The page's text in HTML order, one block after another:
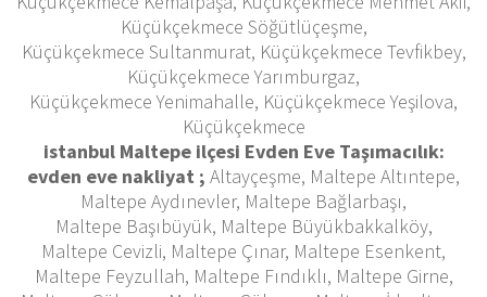
Küçükçekmece Söğütlüçeşme,
Küçükçekmece Sultanmurat, Küçükçekmece Tevfikbey,
Küçükçekmece Yarımburgaz,
Küçükçekmece Yenimahalle, Küçükçekmece Yeşilova,
Küçükçekmece
istanbul Maltepe ilçesi Evden Eve Taşımacılık:
evden eve nakliyat ; Altayçeşme, Maltepe Altıntepe,
Maltepe Aydınevler, Maltepe Bağlarbaşı,
Maltepe Başıbüyük, Maltepe Büyükbakkalköy,
Maltepe Cevizli, Maltepe Çınar, Maltepe Esenkent,
Maltepe Feyzullah, Maltepe Fındıklı, Maltepe Girne,